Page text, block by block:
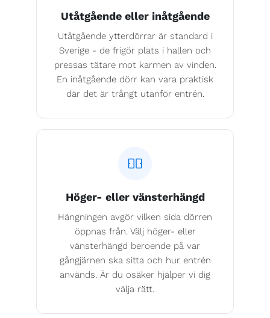
Utåtgående eller inåtgående
Utåtgående ytterdörrar är standard i
Sverige - de frigör plats i hallen och
pressas tätare mot karmen av vinden.
En inåtgående dörr kan vara praktisk
där det är trångt utanför entrén.
Höger- eller vänsterhängd
Hängningen avgör vilken sida dörren
öppnas från. Välj höger- eller
vänsterhängd beroende på var
gångjärnen ska sitta och hur entrén
används. Är du osäker hjälper vi dig
välja rätt.